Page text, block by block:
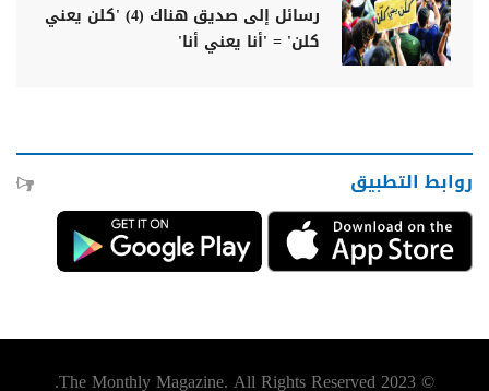
رسائل إلى صديق هناك (4) 'كلن يعني
كلن' = 'أنا يعني أنا'
روابط التطبيق
© 2023 The Monthly Magazine. All Rights Reserved.